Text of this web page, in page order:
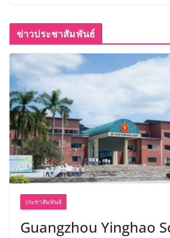
ข่าวประชาสัมพันธ์
ประชาสัมพันธ์
Guangzhou Yinghao